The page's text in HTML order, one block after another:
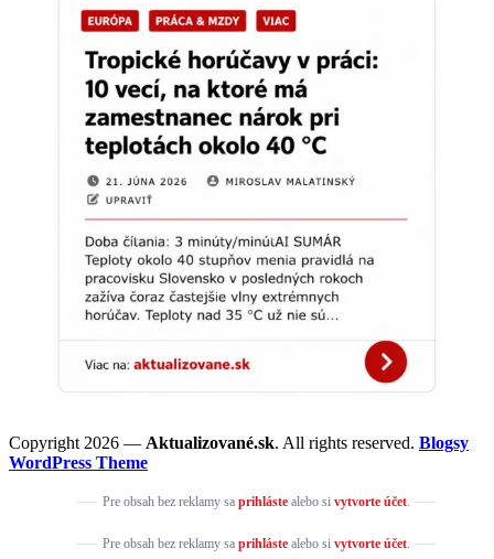
Copyright 2026 — Aktualizované.sk. All rights reserved. Blogsy
WordPress Theme
Pre obsah bez reklamy sa prihlástealebo si vytvorte účet.